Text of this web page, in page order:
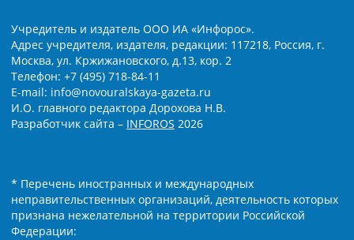
Учредитель и издатель ООО ИА «Инфорос».
Адрес учредителя, издателя, редакции: 117218, Россия, г.
Москва, ул. Кржижановского, д.13, кор. 2
Телефон: +7 (495) 718-84-11
E-mail: info@novouralskaya-gazeta.ru
И.О. главного редактора Дорохова Н.В.
Разработчик сайта – INFOROS 2026
* Перечень иностранных и международных
неправительственных организаций, деятельность которых
признана нежелательной на территории Российской
Федерации: